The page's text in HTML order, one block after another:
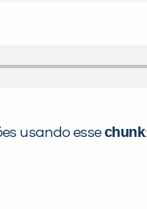
usando essechunk: